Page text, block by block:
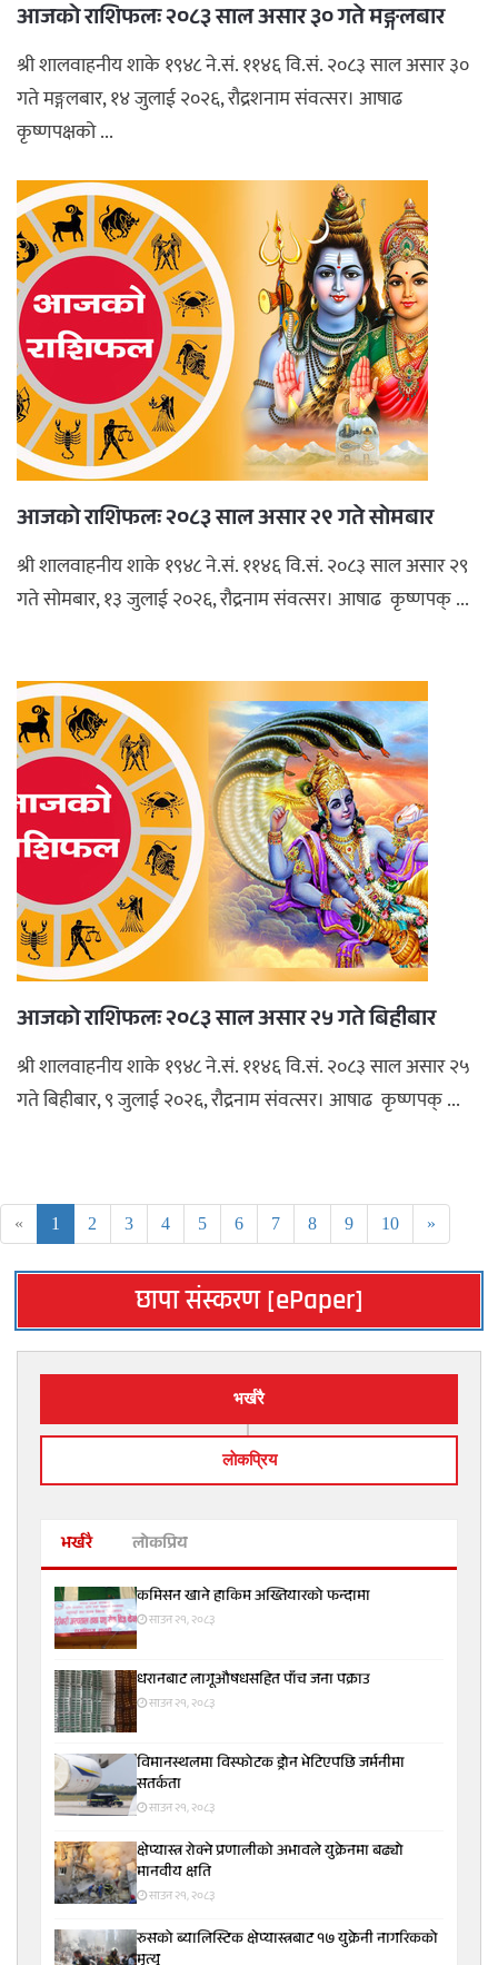
आजको राशिफलः २०८३ साल असार ३० गते मङ्गलबार
श्री शालवाहनीय शाके १९४८ ने.सं. ११४६ वि.सं. २०८३ साल असार ३०
गते मङ्गलबार, १४ जुलाई २०२६, रौद्रशनाम संवत्सर। आषाढ
कृष्णपक्षको ...
आजको राशिफलः २०८३ साल असार २९ गते सोमबार
श्री शालवाहनीय शाके १९४८ ने.सं. ११४६ वि.सं. २०८३ साल असार २९
गते सोमबार, १३ जुलाई २०२६, रौद्रनाम संवत्सर। आषाढ कृष्णपक् ...
आजको राशिफलः २०८३ साल असार २५ गते बिहीबार
श्री शालवाहनीय शाके १९४८ ने.सं. ११४६ वि.सं. २०८३ साल असार २५
गते बिहीबार, ९ जुलाई २०२६, रौद्रनाम संवत्सर। आषाढ कृष्णपक् ...
« 1 2 3 4 5 6 7 8 9 10 »
छापा संस्करण [ePaper]
भर्खरै
लाेकप्रिय
भर्खरै लोकप्रिय
कमिसन खाने हाकिम अख्तियारको फन्दामा
साउन २१, २०८३
धरानबाट लागूऔषधसहित पाँच जना पक्राउ
साउन २१, २०८३
विमानस्थलमा विस्फोटक ड्रोन भेटिएपछि जर्मनीमा
सतर्कता
साउन २१, २०८३
क्षेप्यास्त्र रोक्ने प्रणालीको अभावले युक्रेनमा बढ्यो
मानवीय क्षति
साउन २१, २०८३
रुसको ब्यालिस्टिक क्षेप्यास्त्रबाट १७ युक्रेनी नागरिकको